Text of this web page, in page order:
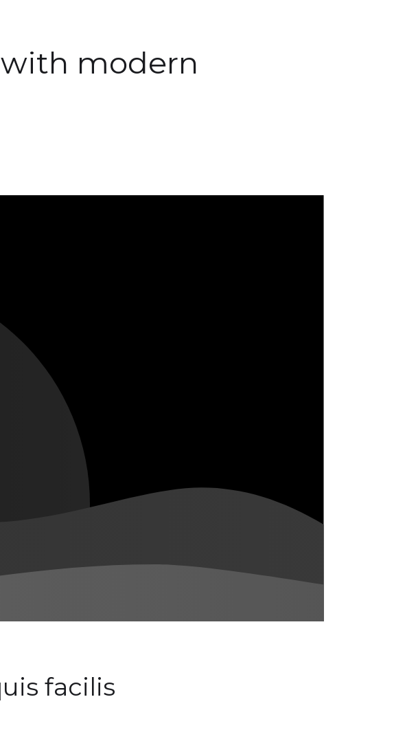
modern
facilis